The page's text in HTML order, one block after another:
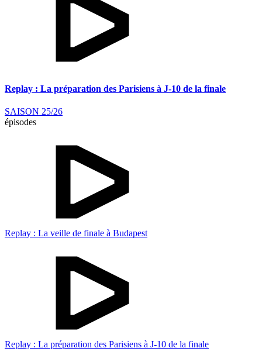
Replay : La préparation des Parisiens à J-10 de la finale
SAISON 25/26
épisodes
Replay : La veille de finale à Budapest
Replay : La préparation des Parisiens à J-10 de la finale